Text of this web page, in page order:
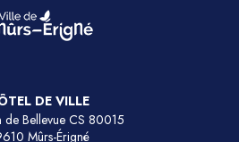
DE VILLE
de Bellevue CS 80015
Mûrs-Érigné